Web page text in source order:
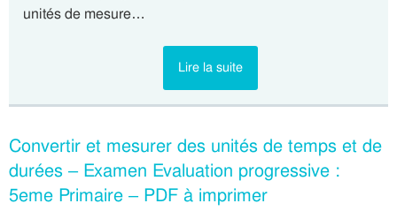
unités de mesure…
Lire la suite
Convertir et mesurer des unités de temps et de
durées – Examen Evaluation progressive :
5eme Primaire – PDF à imprimer